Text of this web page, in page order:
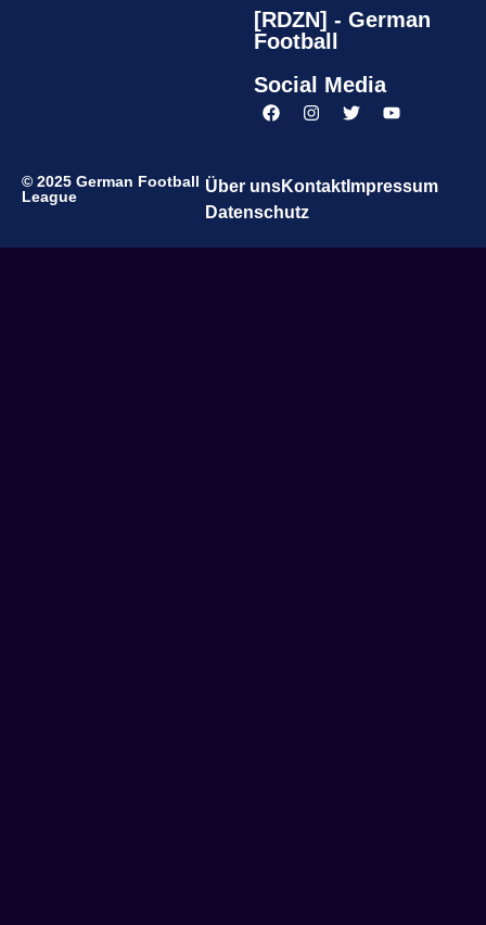
[RDZN] - German
Football
Social Media
© 2025 German Football
League
Über unsKontaktImpressum
Datenschutz